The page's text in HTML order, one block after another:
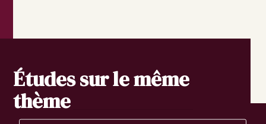
Études sur le même
thème
Search
Rechercher